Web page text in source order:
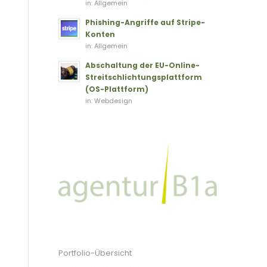
in: Allgemein
Phishing-Angriffe auf Stripe-
Konten
in: Allgemein
Abschaltung der EU-Online-
Streitschlichtungsplattform
(OS-Plattform)
in: Webdesign
Portfolio-Übersicht